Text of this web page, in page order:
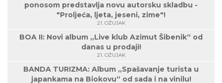
ponosom predstavlja novu autorsku skladbu -
"Proljeća, ljeta, jeseni, zime"!
21. OŽUJAK
BOA II: Novi album „Live klub Azimut Šibenik“ od
danas u prodaji!
21. OŽUJAK
BANDA TURIZMA: Album „Spašavanje turista u
japankama na Biokovu“ od sada i na vinilu!